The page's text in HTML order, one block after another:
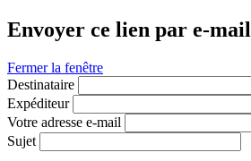
Envoyer ce lien par e-
Fermer la fenêtre
Destinataire
Expéditeur
Votre adresse e-mail
Sujet